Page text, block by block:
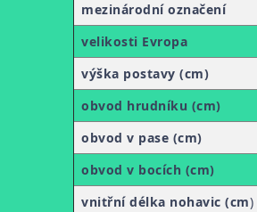
mezinárodní označení
velikosti Evropa
výška postavy (cm)
obvod hrudníku (cm)
obvod v pase (cm)
obvod v bocích (cm)
vnitřní délka nohavic (cm)